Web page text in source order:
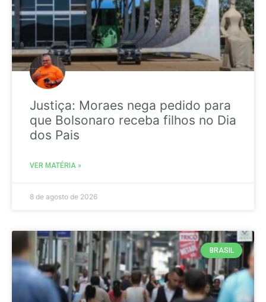
Justiça: Moraes nega pedido para
que Bolsonaro receba filhos no Dia
dos Pais
VER MATÉRIA »
8 de agosto de 2026
BRASIL